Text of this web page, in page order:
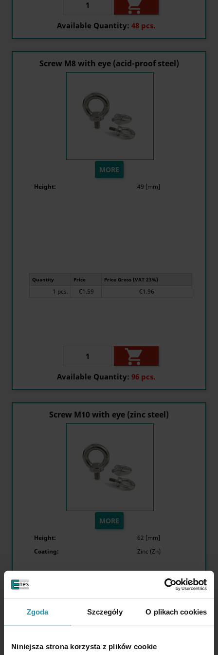
Zgoda Szczegóły O plikach cookies
Niniejsza strona korzysta z plików cookie

Available Quantity: 48 pcs.
Screw M8 with eye (acid-proof steel)
MORE
Height: 49 [mm]
Quantity Price Price Gross (VAT 23%)
1 pcs. €1.59 €1.96

Available Quantity: 96 pcs.
Screw M10 with eye (zinc steel)
MORE
Height:
62 [mm]
Coating:
Zinc (Zn)
€1.33